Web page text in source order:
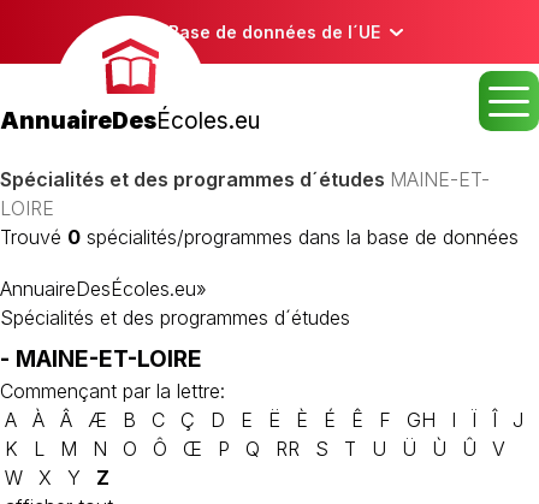
Base de données de l´UE
AnnuaireDesÉcoles.eu
Spécialités et des programmes d´études MAINE-ET-
LOIRE
Trouvé 0 spécialités/programmes dans la base de données
AnnuaireDesÉcoles.eu»
Spécialités et des programmes d´études
- MAINE-ET-LOIRE
Commençant par la lettre:
A
À Â Æ B C Ç D E Ë È É Ê F GH I Ï Î
J
K
L M N O Ô Œ P Q RR S T U Ü Ù Û
V
W
X Y
Z